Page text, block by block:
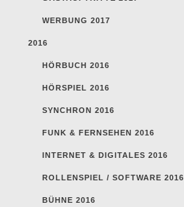
WERBUNG 2017
2016
HÖRBUCH 2016
HÖRSPIEL 2016
SYNCHRON 2016
FUNK & FERNSEHEN 2016
INTERNET & DIGITALES 2016
ROLLENSPIEL / SOFTWARE 2016
BÜHNE 2016